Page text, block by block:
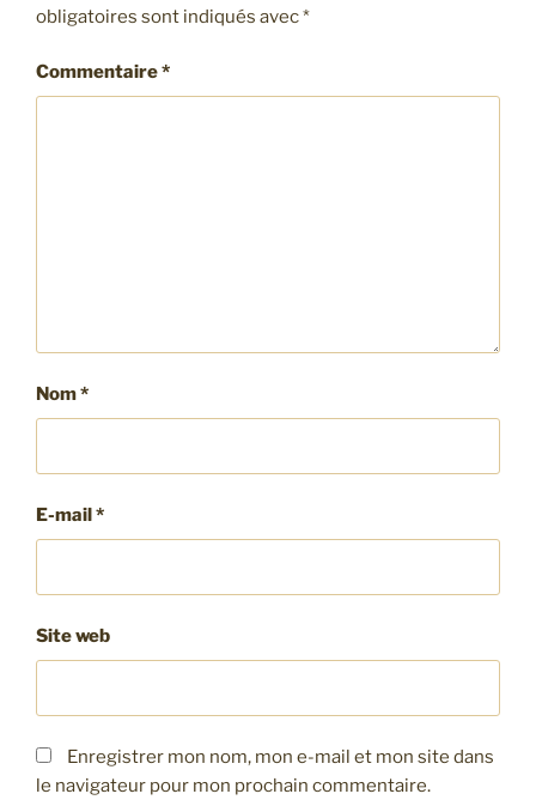
obligatoires sont indiqués avec*
Commentaire*
Nom*
E-mail*
Site web
Enregistrer mon nom, mon e-mail et mon site dans
le navigateur pour mon prochain commentaire.